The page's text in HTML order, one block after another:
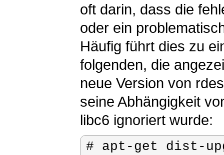
oft darin, dass die
oder ein
Häufig führt dies zu
folgenden, die
neue Version von
seine Abhängigkeit
libc6 ignoriert wurde:
# apt-get dist-